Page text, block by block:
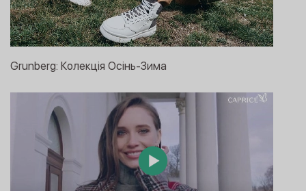
Grunberg: Колекція Осінь-Зима